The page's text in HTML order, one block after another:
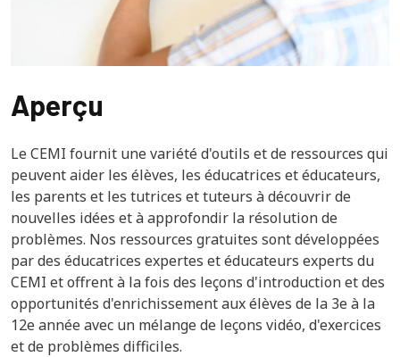
Aperçu
Le CEMI fournit une variété d'outils et de ressources qui
peuvent aider les élèves, les éducatrices et éducateurs,
les parents et les tutrices et tuteurs à découvrir de
nouvelles idées et à approfondir la résolution de
problèmes. Nos ressources gratuites sont développées
par des éducatrices expertes et éducateurs experts du
CEMI et offrent à la fois des leçons d'introduction et des
opportunités d'enrichissement aux élèves de la 3e à la
12e année avec un mélange de leçons vidéo, d'exercices
et de problèmes difficiles.